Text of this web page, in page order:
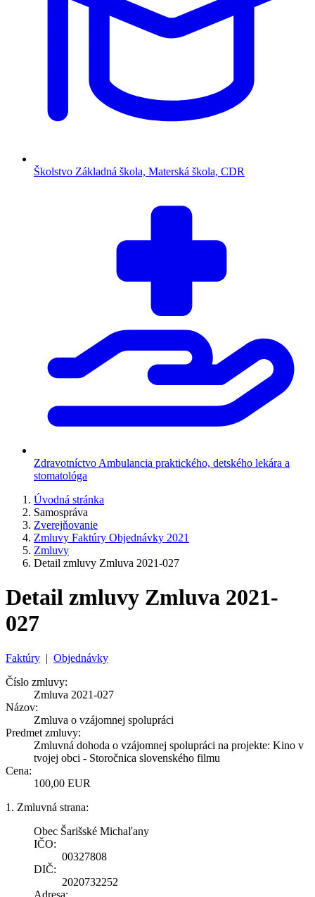
Školstvo Základná škola, Materská škola, CDR
Zdravotníctvo Ambulancia praktického, detského lekára a
stomatológa
Úvodná stránka
Samospráva
Zverejňovanie
Zmluvy Faktúry Objednávky 2021
Zmluvy
Detail zmluvy Zmluva 2021-027
Detail zmluvy Zmluva 2021-
027
Faktúry | Objednávky
Číslo zmluvy:
Zmluva 2021-027
Názov:
Zmluva o vzájomnej spolupráci
Predmet zmluvy:
Zmluvná dohoda o vzájomnej spolupráci na projekte: Kino v
tvojej obci - Storočnica slovenského filmu
Cena:
100,00 EUR
1. Zmluvná strana:
Obec Šarišské Michaľany
IČO:
00327808
DIČ:
2020732252
Adresa: